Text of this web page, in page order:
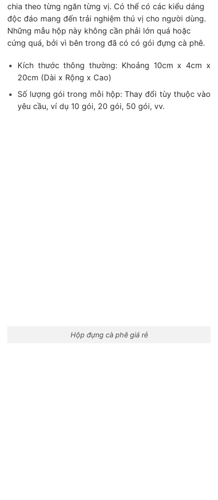
chia theo từng ngăn từng vị. Có thể có các kiểu dáng
độc đáo mang đến trải nghiệm thú vị cho người dùng.
Những mẫu hộp này không cần phải lớn quá hoặc
cứng quá, bởi vì bên trong đã có có gói đựng cà phê.
Kích thước thông thường: Khoảng 10cm x 4cm x
20cm (Dài x Rộng x Cao)
Số lượng gói trong mỗi hộp: Thay đổi tùy thuộc vào
yêu cầu, ví dụ 10 gói, 20 gói, 50 gói, vv.
Hộp đựng cà phê giá rẻ